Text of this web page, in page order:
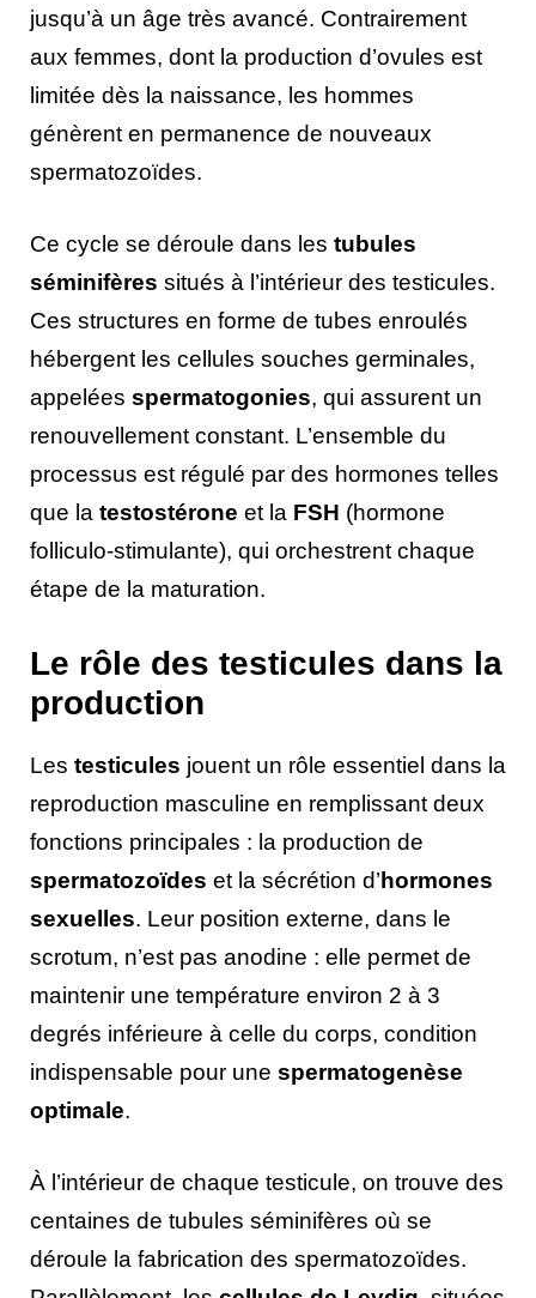
jusqu’à un âge très avancé. Contrairement
aux femmes, dont la production d’ovules est
limitée dès la naissance, les hommes
génèrent en permanence de nouveaux
spermatozoïdes.
Ce cycle se déroule dans les tubules
séminifères situés à l’intérieur des testicules.
Ces structures en forme de tubes enroulés
hébergent les cellules souches germinales,
appelées spermatogonies, qui assurent un
renouvellement constant. L’ensemble du
processus est régulé par des hormones telles
que la testostérone et la FSH (hormone
folliculo-stimulante), qui orchestrent chaque
étape de la maturation.
Le rôle des testicules dans la
production
Les testicules jouent un rôle essentiel dans la
reproduction masculine en remplissant deux
fonctions principales : la production de
spermatozoïdes et la sécrétion d’hormones
sexuelles. Leur position externe, dans le
scrotum, n’est pas anodine : elle permet de
maintenir une température environ 2 à 3
degrés inférieure à celle du corps, condition
indispensable pour une spermatogenèse
optimale.
À l’intérieur de chaque testicule, on trouve des
centaines de tubules séminifères où se
déroule la fabrication des spermatozoïdes.